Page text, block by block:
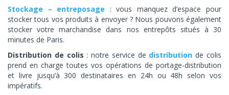
Stockage – entreposage
: vous manquez d’espace pour
stocker tous vos produits à envoyer ? Nous pouvons également
stocker votre marchandise dans nos entrepôts situés à 30
minutes de Paris.
Distribution de colis : notre service de distribution de colis
prend en charge toutes vos opérations de portage-distribution
et livre jusqu’à 300 destinataires en 24h ou 48h selon vos
impératifs.